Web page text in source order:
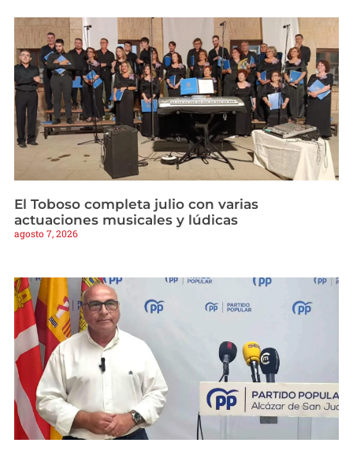
El Toboso completa julio con varias
actuaciones musicales y lúdicas
agosto 7, 2026